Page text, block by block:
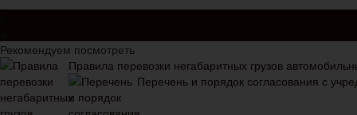
Рекомендуем посмотреть
Правила перевозки негабаритных грузов
Перечень и порядок согласования с